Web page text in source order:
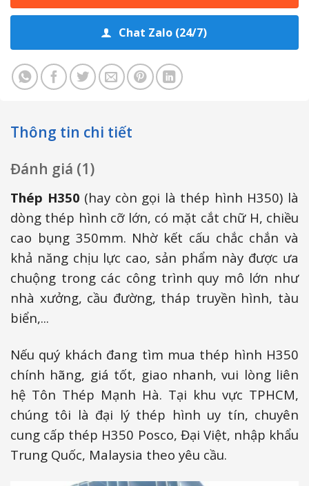
Chat Zalo (24/7)
Thông tin chi tiết
Đánh giá (1)
Thép H350 (hay còn gọi là thép hình H350) là
dòng thép hình cỡ lớn, có mặt cắt chữ H, chiều
cao bụng 350mm. Nhờ kết cấu chắc chắn và
khả năng chịu lực cao, sản phẩm này được ưa
chuộng trong các công trình quy mô lớn như
nhà xưởng, cầu đường, tháp truyền hình, tàu
biển,...
Nếu quý khách đang tìm mua thép hình H350
chính hãng, giá tốt, giao nhanh, vui lòng liên
hệ Tôn Thép Mạnh Hà. Tại khu vực TPHCM,
chúng tôi là đại lý thép hình uy tín, chuyên
cung cấp thép H350 Posco, Đại Việt, nhập khẩu
Trung Quốc, Malaysia theo yêu cầu.